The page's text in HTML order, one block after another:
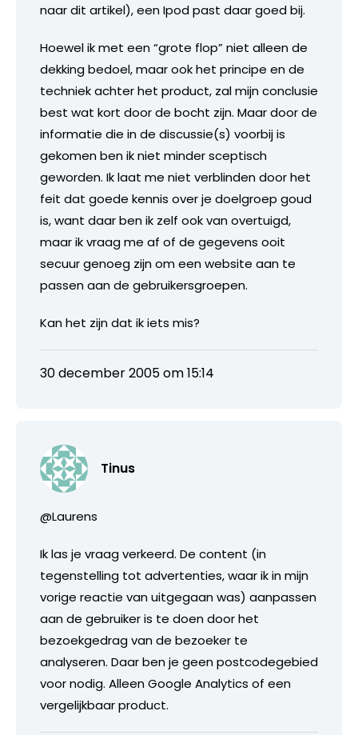
naar dit artikel), een Ipod past daar goed bij.
Hoewel ik met een “grote flop” niet alleen de
dekking bedoel, maar ook het principe en de
techniek achter het product, zal mijn conclusie
best wat kort door de bocht zijn. Maar door de
informatie die in de discussie(s) voorbij is
gekomen ben ik niet minder sceptisch
geworden. Ik laat me niet verblinden door het
feit dat goede kennis over je doelgroep goud
is, want daar ben ik zelf ook van overtuigd,
maar ik vraag me af of de gegevens ooit
secuur genoeg zijn om een website aan te
passen aan de gebruikersgroepen.
Kan het zijn dat ik iets mis?
30 december 2005 om 15:14
Tinus
@Laurens
Ik las je vraag verkeerd. De content (in
tegenstelling tot advertenties, waar ik in mijn
vorige reactie van uitgegaan was) aanpassen
aan de gebruiker is te doen door het
bezoekgedrag van de bezoeker te
analyseren. Daar ben je geen postcodegebied
voor nodig. Alleen Google Analytics of een
vergelijkbaar product.